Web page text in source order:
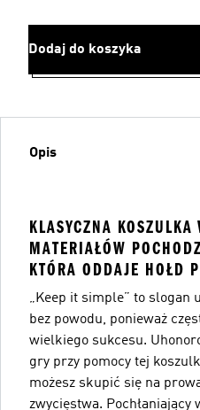
Dodaj do koszyka
Opis
KLASYCZNA KOSZULKA
MATERIAŁÓW
KTÓRA ODDAJE HOŁD
„Keep it simple” to slogan
bez powodu, ponieważ
wielkiego sukcesu.
gry przy pomocy tej
możesz skupić się na
zwycięstwa. Pochłaniający